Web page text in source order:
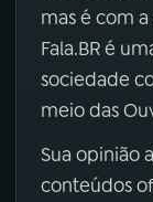
mas é com
Fala.BR é
sociedade
meio das
Sua opinião
conteúdos